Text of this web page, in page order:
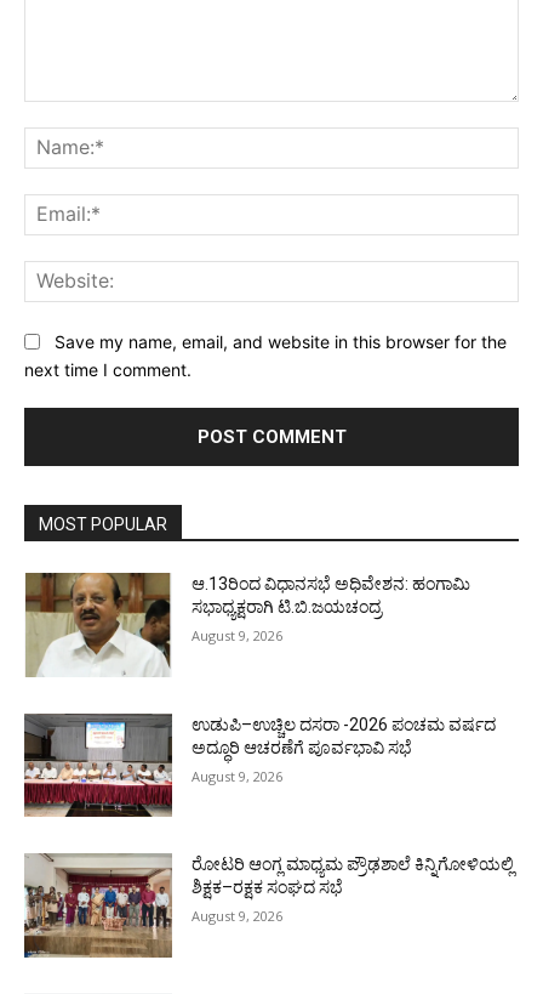
Save my name, email, and website in this browser for the
next time I comment.
MOST POPULAR
ಆ.13ರಿಂದ ವಿಧಾನಸಭೆ ಅಧಿವೇಶನ: ಹಂಗಾಮಿ
ಸಭಾಧ್ಯಕ್ಷರಾಗಿ ಟಿ.ಬಿ.ಜಯಚಂದ್ರ
August 9, 2026
ಉಡುಪಿ–ಉಚ್ಚಿಲ ದಸರಾ -2026 ಪಂಚಮ ವರ್ಷದ
ಅದ್ಧೂರಿ ಆಚರಣೆಗೆ ಪೂರ್ವಭಾವಿ ಸಭೆ
August 9, 2026
ರೋಟರಿ ಆಂಗ್ಲ ಮಾಧ್ಯಮ ಪ್ರೌಢಶಾಲೆ ಕಿನ್ನಿಗೋಳಿಯಲ್ಲಿ
ಶಿಕ್ಷಕ–ರಕ್ಷಕ ಸಂಘದ ಸಭೆ
August 9, 2026